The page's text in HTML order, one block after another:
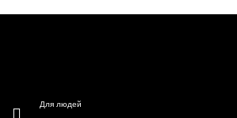
Для людей